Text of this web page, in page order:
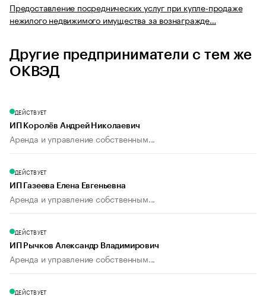
Предоставление посреднических услуг при купле-продаже
нежилого недвижимого имущества за вознагражде…
Другие предприниматели с тем же
ОКВЭД
ДЕЙСТВУЕТ
ИП Королёв Андрей Николаевич
Аренда и управление собственным...
ДЕЙСТВУЕТ
ИП Газеева Елена Евгеньевна
Аренда и управление собственным...
ДЕЙСТВУЕТ
ИП Рычков Александр Владимирович
Аренда и управление собственным...
ДЕЙСТВУЕТ